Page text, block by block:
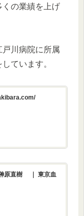
の業績を上げ
川病院に所属
ています。
原直樹 ｜ 東京血